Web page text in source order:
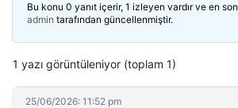
Bu konu 0 yanıt içerir, 1 izleyen vardır ve en son
admin tarafından güncellenmiştir.
1 yazı görüntüleniyor (toplam 1)
25/06/2026: 11:52 pm